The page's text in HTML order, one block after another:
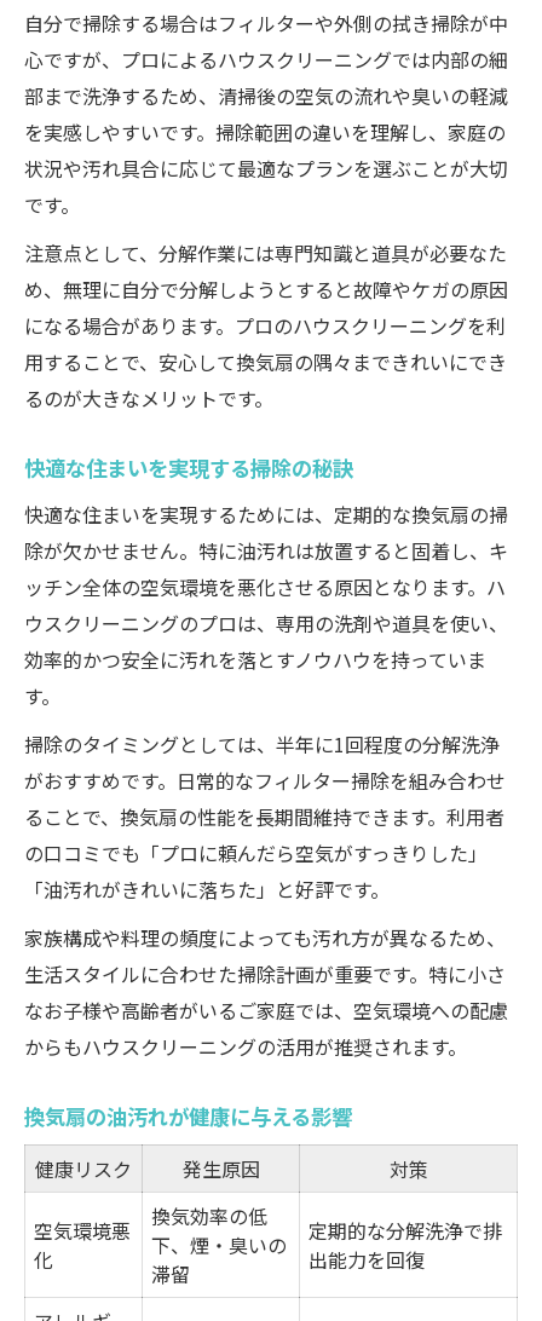
レンジフード掃除頻度の目安とポイント
快適な空間を保つための清掃サイクル
効率的なハウスクリーニングの極意を伝授
効率的なハウスクリーニング手順表
掃除を依頼するタイミングの見極め方
お得なハウスクリーニング活用術
自分で掃除する場合はフィルターや外側の拭き掃除が中
心ですが、プロによるハウスクリーニングでは内部の細
部まで洗浄するため、清掃後の空気の流れや臭いの軽減
を実感しやすいです。掃除範囲の違いを理解し、家庭の
状況や汚れ具合に応じて最適なプランを選ぶことが大切
です。
注意点として、分解作業には専門知識と道具が必要なた
め、無理に自分で分解しようとすると故障やケガの原因
になる場合があります。プロのハウスクリーニングを利
用することで、安心して換気扇の隅々まできれいにでき
るのが大きなメリットです。
快適な住まいを実現する掃除の秘訣
快適な住まいを実現するためには、定期的な換気扇の掃
除が欠かせません。特に油汚れは放置すると固着し、キ
ッチン全体の空気環境を悪化させる原因となります。ハ
ウスクリーニングのプロは、専用の洗剤や道具を使い、
効率的かつ安全に汚れを落とすノウハウを持っていま
す。
掃除のタイミングとしては、半年に1回程度の分解洗浄
がおすすめです。日常的なフィルター掃除を組み合わせ
ることで、換気扇の性能を長期間維持できます。利用者
の口コミでも「プロに頼んだら空気がすっきりした」
「油汚れがきれいに落ちた」と好評です。
家族構成や料理の頻度によっても汚れ方が異なるため、
生活スタイルに合わせた掃除計画が重要です。特に小さ
なお子様や高齢者がいるご家庭では、空気環境への配慮
からもハウスクリーニングの活用が推奨されます。
換気扇の油汚れが健康に与える影響
健康リスク 発生原因 対策
空気環境悪
化
換気効率の低
下、煙・臭いの
滞留
定期的な分解洗浄で排
出能力を回復